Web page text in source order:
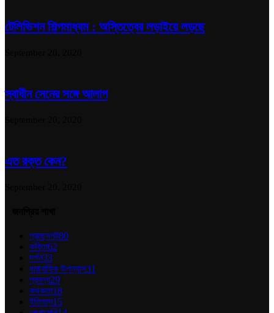
টেলিভিশন শিল্পমাধ্যম : অস্তিত্বের লড়াইয়ে লড়ছে
স্বাধীন সেনের সঙ্গে আলাপ
এত রক্ত কেন?
প্রচ্ছদপট80
কবিতা62
দর্শন33
ধারাবাহিক উপন্যাস31
প্রবন্ধ29
কথকতা18
ইতিহাস15